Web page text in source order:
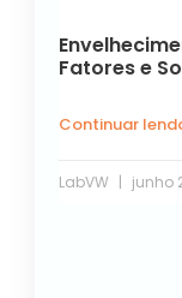
Fatores e
Continuar
LabVW junho